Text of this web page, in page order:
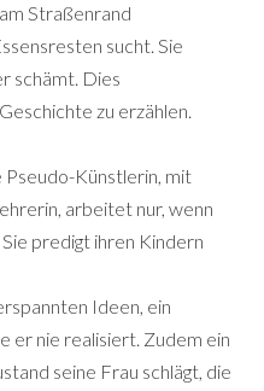
Straßenrand
sucht. Sie
schämt. Dies
zu erzählen.
Künstlerin, mit
arbeitet nur, wenn
predigt ihren Kindern
Ideen, ein
er nie realisiert. Zudem ein
seine Frau schlägt, die